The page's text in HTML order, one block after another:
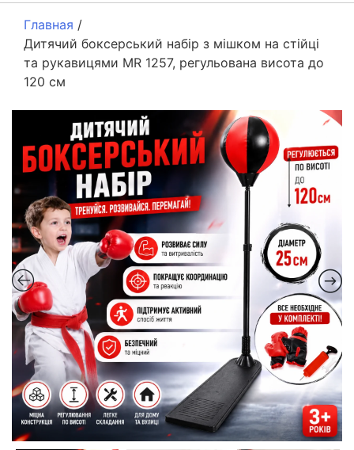
Главная /
Дитячий боксерський набір з мішком на стійці
та рукавицями MR 1257, регульована висота до
120 см